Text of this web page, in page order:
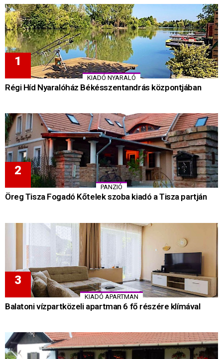
KIADÓ NYARALÓ
Régi Híd Nyaralóház Békésszentandrás központjában
PANZIÓ
Öreg Tisza Fogadó Kőtelek szoba kiadó a Tisza partján
KIADÓ APARTMAN
Balatoni vízpartközeli apartman 6 fő részére klímával